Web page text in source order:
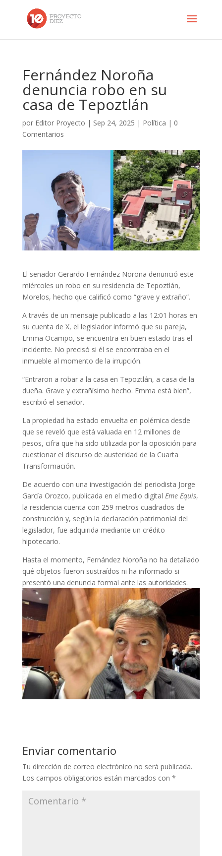
Fernández Noroña
denuncia robo en su
casa de Tepoztlán
por Editor Proyecto | Sep 24, 2025 | Política | 0
Comentarios
El senador Gerardo Fernández Noroña denunció este
miércoles un robo en su residencia de Tepoztlán,
Morelos, hecho que calificó como “grave y extraño”.
A través de un mensaje publicado a las 12:01 horas en
su cuenta de X, el legislador informó que su pareja,
Emma Ocampo, se encuentra en buen estado tras el
incidente. No precisó si él se encontraba en el
inmueble al momento de la irrupción.
“Entraron a robar a la casa en Tepoztlán, a casa de la
dueña. Grave y extrañísimo hecho. Emma está bien”,
escribió el senador.
La propiedad ha estado envuelta en polémica desde
que se reveló que está valuada en 12 millones de
pesos, cifra que ha sido utilizada por la oposición para
cuestionar el discurso de austeridad de la Cuarta
Transformación.
De acuerdo con una investigación del periodista Jorge
García Orozco, publicada en el medio digital Eme Equis,
la residencia cuenta con 259 metros cuadrados de
construcción y, según la declaración patrimonial del
legislador, fue adquirida mediante un crédito
hipotecario.
Hasta el momento, Fernández Noroña no ha detallado
qué objetos fueron sustraídos ni ha informado si
presentó una denuncia formal ante las autoridades.
Enviar comentario
Tu dirección de correo electrónico no será publicada.
Los campos obligatorios están marcados con *